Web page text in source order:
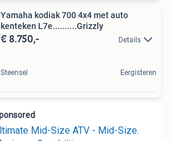
Yamaha kodiak 700 4x4 met auto
kenteken L7e..........Grizzly
€ 8.750,- Details
Steensel Eergisteren